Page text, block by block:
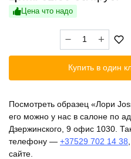
Цена что надо
Количество
товара
JossКупить в один
Посмотреть образец «Лори
его можно у нас в салоне по
Дзержинского, 9 офис 1030.
телефону — +37529 702 14 38
сайте.